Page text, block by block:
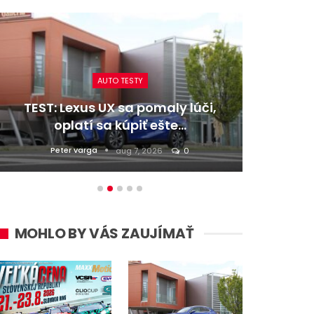
AUTO TESTY
TEST: Lexus UX sa pomaly lúči,
oplatí sa kúpiť ešte…
Peter varga aug 7, 2026 0
MOHLO BY VÁS ZAUJÍMAŤ